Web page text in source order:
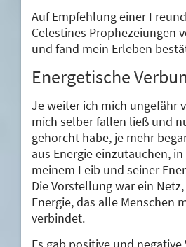
Auf Empfehlung einer
Celestines Prophezeiungen
und fand mein Erleben
Energetische
Je weiter ich mich ungefähr
mich selber fallen ließ und
gehorcht habe, je mehr
aus Energie einzutauchen,
meinem Leib und seiner
Die Vorstellung war ein
Energie, das alle Menschen
verbindet.